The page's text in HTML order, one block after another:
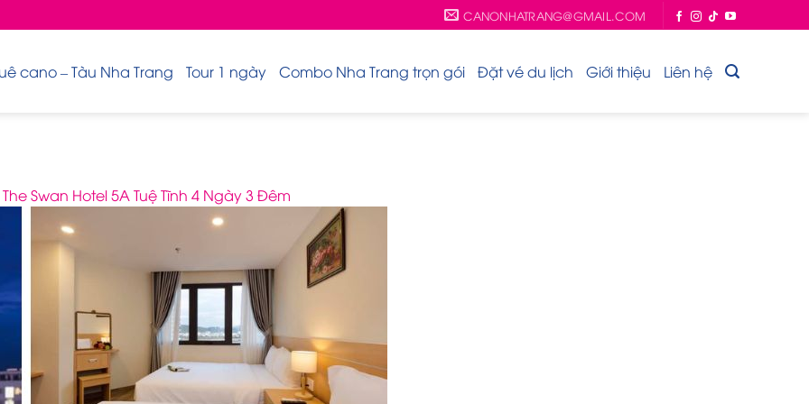
CANONHATRANG@GMAIL.COM
cano – Tàu Nha Trang Tour 1 ngày Combo Nha Trang trọn gói Đặt vé du lịch Giới thiệu Liên hệ
Swan Hotel 5A Tuệ Tĩnh 4 Ngày 3 Đêm